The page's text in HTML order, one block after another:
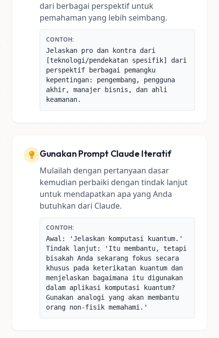
dari berbagai perspektif untuk
pemahaman yang lebih seimbang.
CONTOH:
Jelaskan pro dan kontra dari
[teknologi/pendekatan spesifik] dari
perspektif berbagai pemangku
kepentingan: pengembang, pengguna
akhir, manajer bisnis, dan ahli
keamanan.
Gunakan Prompt Claude Iteratif
Mulailah dengan pertanyaan dasar
kemudian perbaiki dengan tindak lanjut
untuk mendapatkan apa yang Anda
butuhkan dari Claude.
CONTOH:
Awal: 'Jelaskan komputasi kuantum.'
Tindak lanjut: 'Itu membantu, tetapi
bisakah Anda sekarang fokus secara
khusus pada keterikatan kuantum dan
menjelaskan bagaimana itu digunakan
dalam aplikasi komputasi kuantum?
Gunakan analogi yang akan membantu
orang non-fisik memahami.'